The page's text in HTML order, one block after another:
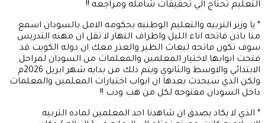
التعليم تحتاج الي تحقيقات شامله ومراجعه !!
* يا وزير التربيه والتعليم الوطنيه بحكومه الامل بالسودان اسمع
منا باذن فاتحه اناء الليل واطراف النهار لا تقل ان مهنه التدريس
سوف تكون فاتحه لبغاث الطير والعذر معك ان دوله الكويت قد
فتحت ابوابها لاختيار المعلمين والمعلمات من السودان لمراحل
الابتدائي والاوسط والثانوي ويتم ذلك من بدايه شهر ابريل 2026م
ولكن الذي سيحدث بعدها ان ابواب اختيارات المعلمين والمعلمات
داخل السودان مفتوحه لكل من هب ودب !!
* الذي لا يكاد يصدق ان شاهدنا احد المعلمين لماده التربيه